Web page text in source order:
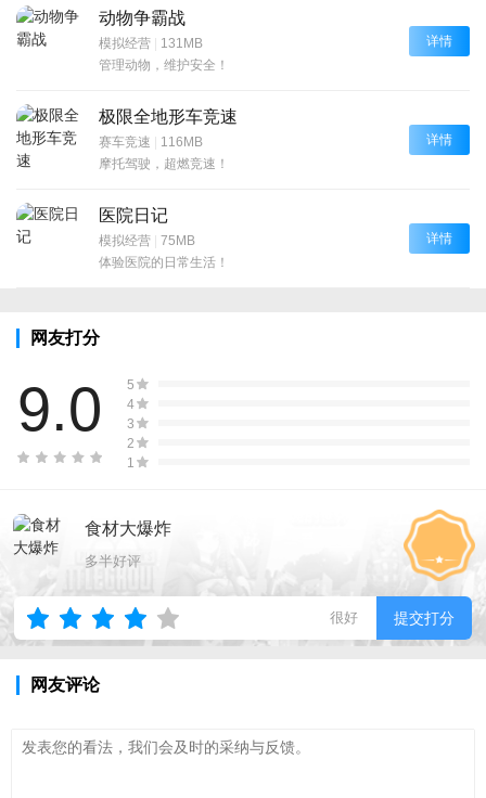
动物争霸战
模拟经营 | 131MB
管理动物，维护安全！
详情
极限全地形车竞速
赛车竞速 | 116MB
摩托驾驶，超燃竞速！
详情
医院日记
模拟经营 | 75MB
体验医院的日常生活！
详情
网友打分
9.0
5
4
3
2
1
食材大爆炸
多半好评
很好 提交打分
网友评论